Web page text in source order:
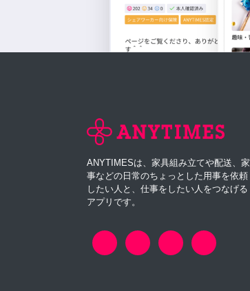
ANYTIMESは、家具組み立てや配送、家
事などの日常のちょっとした用事を依頼
したい人と、仕事をしたい人をつなげる
アプリです。